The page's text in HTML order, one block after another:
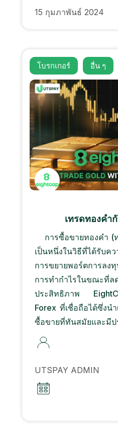
15 กุมภาพันธ์ 2024
โบรกเกอร์ อื่น ๆ
เทรดทองคํา
การซื้อขายทองคํา (
เป็นหนึ่งในวิธีที่ได้รับค
การขยายพอร์ตการลง
การทํากําไรในขณะที่ล
ประสิทธิภาพ
Forex ที่เชื่อถือได้ซึ่งนํ
ซื้อขายที่ทันสมัยและมี
UTSPAY ADMIN